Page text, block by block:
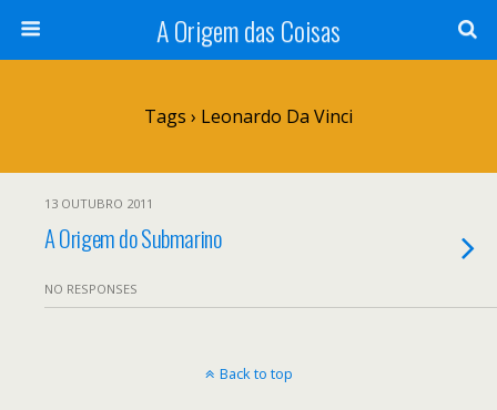
A Origem das Coisas
Tags › Leonardo Da Vinci
13 OUTUBRO 2011
A Origem do Submarino
NO RESPONSES
Back to top